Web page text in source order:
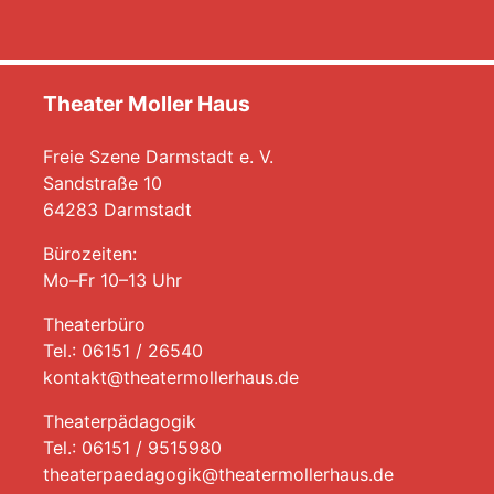
Theater Moller Haus
Freie Szene Darmstadt e. V.
Sandstraße 10
64283 Darmstadt
Bürozeiten:
Mo–Fr 10–13 Uhr
Theaterbüro
Tel.: 06151 / 26540
kontakt@theatermollerhaus.de
Theaterpädagogik
Tel.: 06151 / 9515980
theaterpaedagogik@theatermollerhaus.de